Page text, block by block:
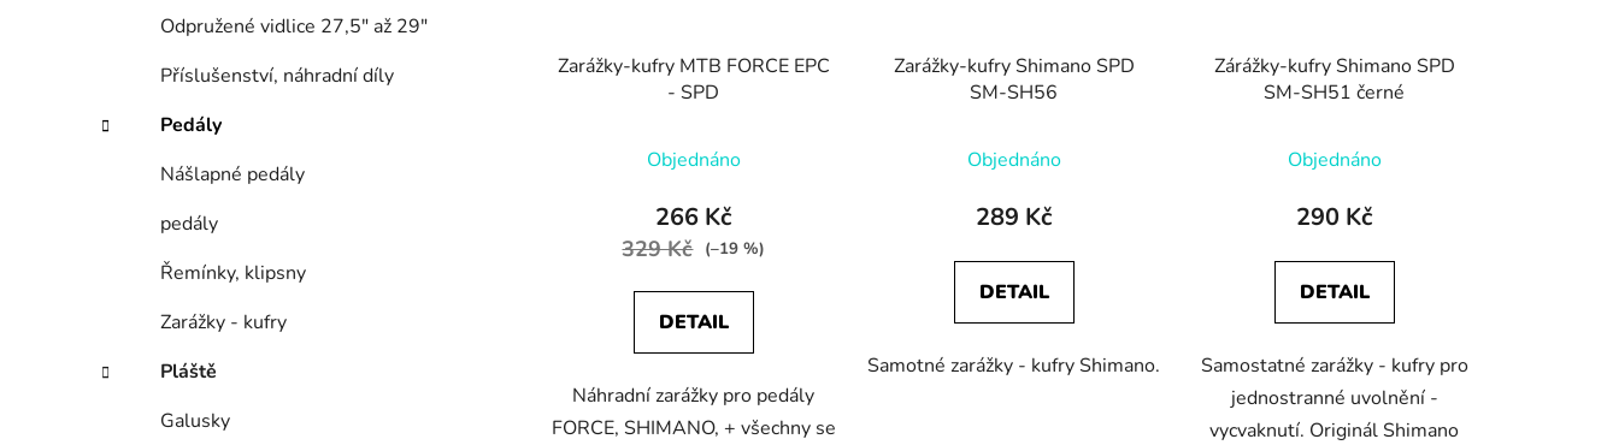
Odpružené vidlice 27,5" až 29"
Příslušenství, náhradní díly
Pedály
Nášlapné pedály
pedály
Řemínky, klipsny
Zarážky - kufry
Pláště
Galusky
Zarážky-kufry MTB FORCE EPC
- SPD
Objednáno
266 Kč
329 Kč (–19 %)
DETAIL
Náhradní zarážky pro pedály
FORCE, SHIMANO, + všechny se
Zarážky-kufry Shimano SPD
SM-SH56
Objednáno
289 Kč
DETAIL
Samotné zarážky - kufry Shimano.
Zárážky-kufry Shimano SPD
SM-SH51 černé
Objednáno
290 Kč
DETAIL
Samostatné zarážky - kufry pro
jednostranné uvolnění -
vycvaknutí. Originál Shimano